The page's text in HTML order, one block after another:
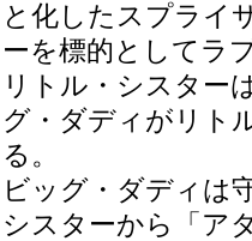
と化したスプライ
ーを標的としてラ
リトル・シスター
グ・ダディがリト
る。
ビッグ・ダディは
シスターから「ア